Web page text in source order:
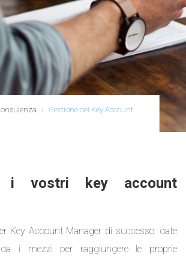
›
Gestione dei Key Account
i vostri key account
Key Account Manager di successo: date
i mezzi per raggiungere le proprie